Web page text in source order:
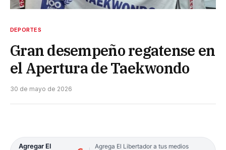
DEPORTES
Gran desempeño regatense en
el Apertura de Taekwondo
30 de mayo de 2026
Agregar El
Agrega El Libertador a tus medios